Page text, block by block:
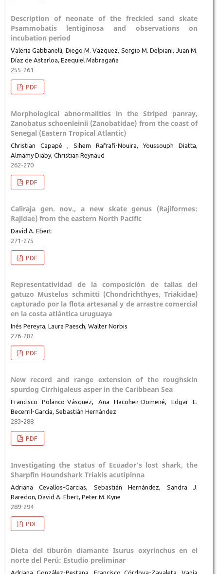
Description of neonate of the freckled sand skate
Psammobatis lentiginosa and observations on
incubation period
Valeria Gabbanelli, Diego M. Vazquez, Sergio M. Delpiani, Juan M.
Díaz de Astarloa, Ezequiel Mabragaña
255-261
PDF
Morphological abnormalities in the Striped panray,
Zanobatus schoenleinii (Zanobatidae) from the coast of
Senegal (Eastern Tropical Atlantic)
Christian Capapé , Sihem Rafrafi-Nouira, Youssouph Diatta,
Almamy Diaby, Christian Reynaud
262-270
PDF
Caliraja gen. nov., a new skate genus (Rajiformes:
Rajidae) from the eastern North Pacific
David A. Ebert
271-275
PDF
Representatividad de la composición de tallas del
gatuzo Mustelus schmitti (Chondrichthyes, Triakidae)
capturado por la flota artesanal y de arrastre comercial
en la costa atlántica uruguaya
Inés Pereyra, Laura Paesch, Walter Norbis
276-282
PDF
New record and range extension of the roughskin
spurdog Cirrhigaleus asper in the Caribbean Sea
Francisco Polanco-Vásquez, Ana Hacohen-Domené, Edgar E.
Becerril-García, Sebastián Hernández
283-288
PDF
Investigating the status of Ecuador’s lost shark, the
Sharpfin Houndshark Triakis acutipinna
Adriana Cevallos-Garcias, Sebastián Hernández, Sandra J.
Raredon, David A. Ebert, Peter M. Kyne
289-294
PDF
Dieta del tiburón diamante Isurus oxyrinchus en el
norte del Perú: Estudio preliminar
Adriana González-Pestana, Francisco Córdova-Zavaleta, Vania